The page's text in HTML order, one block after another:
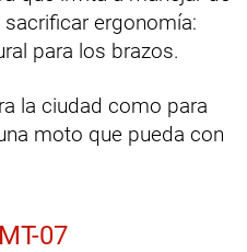
ergonomía:
para los brazos.
la ciudad como para
moto que pueda con
07